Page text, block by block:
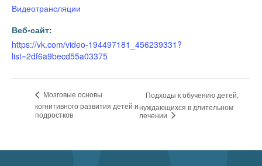
Видеотрансляции
Веб-сайт:
https://vk.com/video-194497181_456239331?
list=2df6a9becd55a03375
Мозговые основы
когнитивного развития детей и
подростков
Подходы к обучению детей,
нуждающихся в длительном
лечении